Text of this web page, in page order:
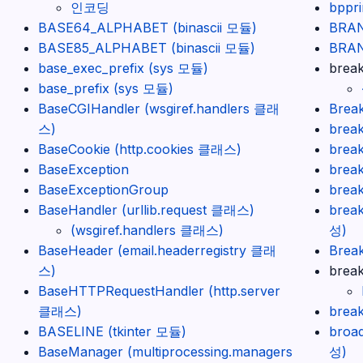
인코딩
BASE64_ALPHABET (binascii 모듈)
BASE85_ALPHABET (binascii 모듈)
base_exec_prefix (sys 모듈)
base_prefix (sys 모듈)
BaseCGIHandler (wsgiref.handlers 클래
스)
BaseCookie (http.cookies 클래스)
BaseException
BaseExceptionGroup
BaseHandler (urllib.request 클래스)
(wsgiref.handlers 클래스)
BaseHeader (email.headerregistry 클래
스)
BaseHTTPRequestHandler (http.server
클래스)
BASELINE (tkinter 모듈)
BaseManager (multiprocessing.managers
성)
성)